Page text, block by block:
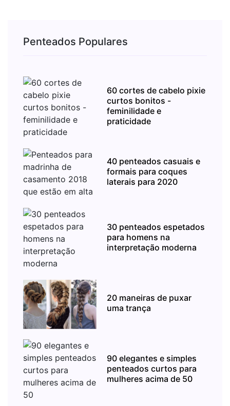
Penteados Populares
60 cortes de cabelo pixie
curtos bonitos -
feminilidade e
praticidade
40 penteados casuais e
formais para coques
laterais para 2020
30 penteados espetados
para homens na
interpretação moderna
20 maneiras de puxar
uma trança
90 elegantes e simples
penteados curtos para
mulheres acima de 50